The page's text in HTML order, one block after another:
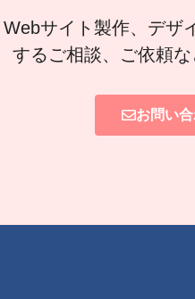
Webサイト製作、デザ
するご相談、ご依頼な
お問い